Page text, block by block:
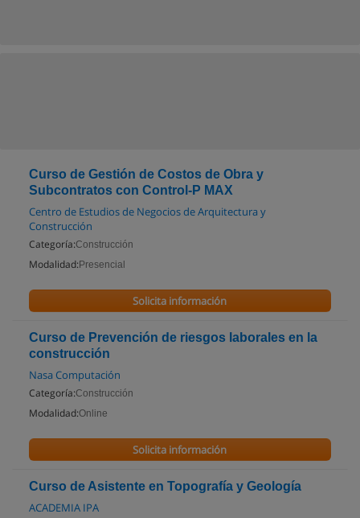
Curso de Gestión de Costos de Obra y
Subcontratos con Control-P MAX
Centro de Estudios de Negocios de Arquitectura y
Construcción
Categoría:Construcción
Modalidad: Presencial
Solicita información
Curso de Prevención de riesgos laborales en la
construcción
Nasa Computación
Categoría:Construcción
Modalidad:Online
Solicita información
Curso de Asistente en Topografía y Geología
ACADEMIA IPA